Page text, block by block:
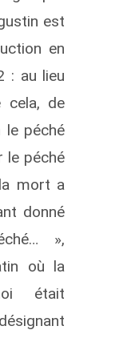
est
en
: au lieu
cela, de
le péché
le péché
mort a
donné
»,
où la
était